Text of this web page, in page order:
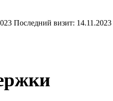
Последний визит: